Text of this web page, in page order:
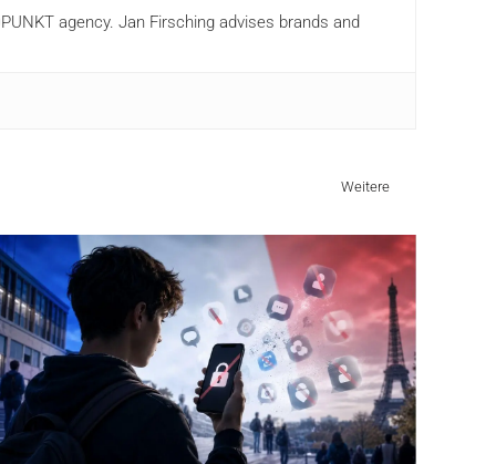
agency. Jan Firsching advises brands and
Weitere